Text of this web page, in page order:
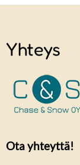
Sivutus
Yhteys
Ota yhteyttä!